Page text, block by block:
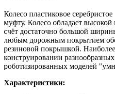
Колесо пластиковое
муфту. Колесо обладает
счёт достаточно большой
любым дорожным покрытием
резиновой покрышкой. Наиболее
конструировании
роботизированных моделей
Характеристики: